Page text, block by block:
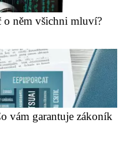
o něm všichni mluví?
vám garantuje zákoník